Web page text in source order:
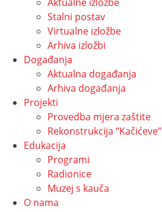
Stalni postav
Virtualne izložbe
Arhiva izložbi
Događanja
Aktualna događanja
Arhiva događanja
Projekti
Provedba mjera zaštite
Rekonstrukcija “Kačićeve”
Edukacija
Programi
Radionice
Muzej s kauča
O nama